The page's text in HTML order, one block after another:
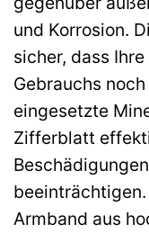
und Korrosion.
sicher, dass
Gebrauchs
eingesetzte
Zifferblatt
Armband aus